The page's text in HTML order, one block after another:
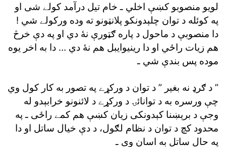
لويو منصوبو کښې اخلي ـ خام تيل درآمد کولے شى او
په کوئله د توان چلېدونکو پلانټونو ته وده ورکولے شي !
دا منصوبې د ماحول د پاره ګټورې نۀ دي او په دې خرڅ
هم زيات راځي او دا رينيوايبل هم نۀ دي … دا به اخر يوه
موده پس بندې شي ـ
” د ګرډ نه بغير ” د توان د ورکړے په تصور به کار کول وي
چې ورسره به د توانائۍ د ورکړے د لائنونو خرابېدو له
وجې د برېښنا کېدونکى زيان کښې هم کمے راځى ـ په
محدود کچ د توان د نظام لګول، د دې خيال ساتل او دا
په حال ساتل به اسان وى ـ